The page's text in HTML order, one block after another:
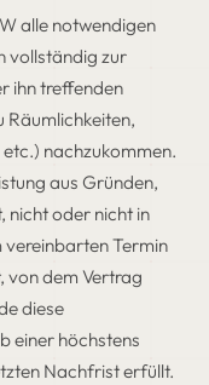
alle notwendigen
vollständig zur
ihn treffenden
nachzukommen.
aus Gründen,
nicht oder nicht in
Termin
von dem Vertrag
diese
einer höchstens
Nachfrist erfüllt.